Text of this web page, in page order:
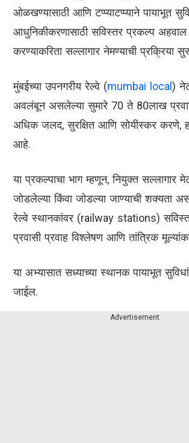
ओळखण्यासाठी आणि टप्प्याटप्प्याने पायाभूत
आधुनिकीकरणासाठी सविस्तर प्रकल्प अहवाल
करण्याकरिता सल्लागार नेमण्याची
मुंबईच्या उपनगरीय रेल्वे (mumbai local)
अवलंबून असलेल्या सुमारे 70 ते 80लाख
अधिक जलद, सुरक्षित आणि सोयीस्कर करणे, हा
आहे.
या प्रकल्पाचा भाग म्हणून, नियुक्त सल्लागार
जोडलेल्या किंवा जोडल्या जाण्याची शक्यता
रेल्वे स्थानकांवर (railway stations) सविस्तर
प्रवासी प्रवाह विश्लेषण आणि तांत्रिक
या अभ्यासात सध्याच्या स्थानक पायाभूत
जाईल.
Advertisement